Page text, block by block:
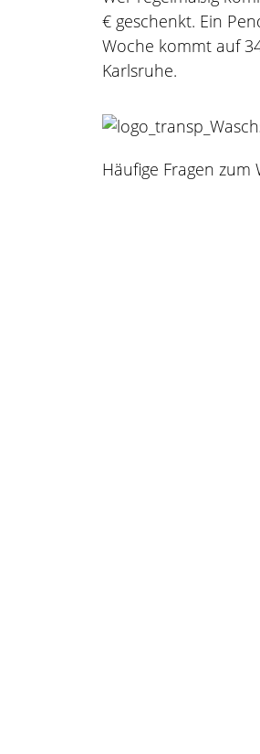
€ geschenkt. Ein
Woche kommt auf
Karlsruhe.
Häufige Fragen zum